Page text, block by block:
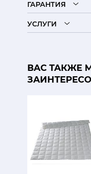
ГАРАНТИЯ
УСЛУГИ
ВАС ТАКЖЕ